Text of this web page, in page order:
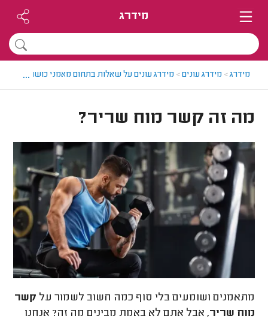
מידרג
מידרג> מידרג עונים> מידרג עונים על שאלות בתחום מאמני כושר >
...
מה זה קשר מוח שריר?
מתאמנים ושומעים בלי סוף כמה חשוב לשמור על קשר
מוח שריר, אבל אתם לא באמת מבינים מה זה? אנחנו